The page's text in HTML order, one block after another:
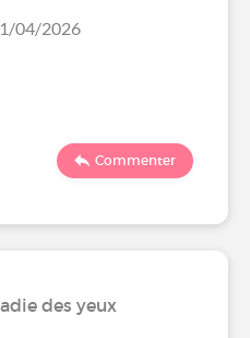
04/2026
Commenter
des yeux